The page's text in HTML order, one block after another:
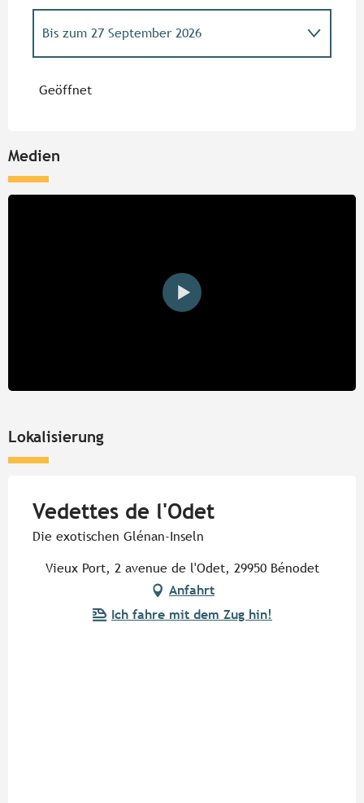
Bis zum 27 September 2026
Geöffnet
Medien
Lokalisierung
Vedettes de l'Odet
Die exotischen Glénan-Inseln
Vieux Port, 2 avenue de l'Odet, 29950 Bénodet
Anfahrt
Ich fahre mit dem Zug hin!